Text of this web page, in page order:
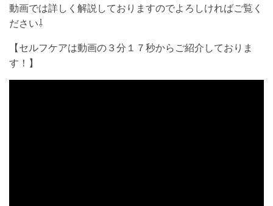
動画では詳しく解説しておりますのでよろしければご覧く
ださい⇩
【セルフケアは動画の３分１７秒からご紹介しておりま
す！】